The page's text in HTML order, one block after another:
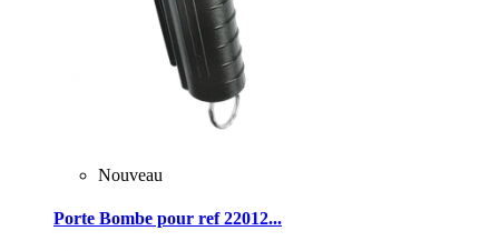
Nouveau
Porte Bombe pour ref 22012...